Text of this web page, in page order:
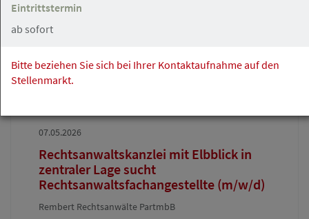
Herausforderung
Hamburg Angebot
07.05.2026
Rechtsanwaltskanzlei mit Elbblick in
zentraler Lage sucht
Rechtsanwaltsfachangestellte (m/w/d)
Rembert Rechtsanwälte PartmbB
Eintrittstermin
ab sofort
Bitte beziehen Sie sich bei Ihrer Kontaktaufnahme auf den
Stellenmarkt.